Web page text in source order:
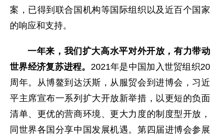
案，已得到联合国机构等国际组织以及近百个国家
的响应和支持。
一年来，我们扩大高水平对外开放，有力带动
世界经济复苏进程。 2021年是中国加入世贸组织20
周年。从博鳌到达沃斯，从服贸会到进博会，习近
平主席宣布一系列扩大开放新举措，以更短的负面
清单、更优的营商环境、更大力度的制度型开放，
同世界各国分享中国发展机遇。第四届进博会参展